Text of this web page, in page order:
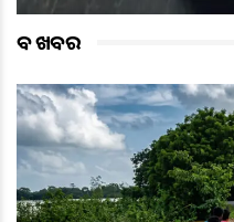
ବଡ ଖବର